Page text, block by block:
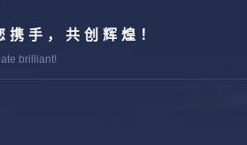
携手，共创辉煌！
brilliant!